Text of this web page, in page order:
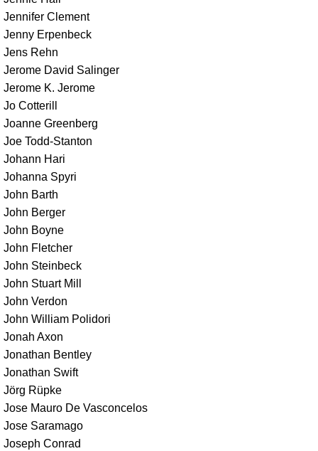
Jennifer Clement
Jenny Erpenbeck
Jens Rehn
Jerome David Salinger
Jerome K. Jerome
Jo Cotterill
Joanne Greenberg
Joe Todd-Stanton
Johann Hari
Johanna Spyri
John Barth
John Berger
John Boyne
John Fletcher
John Steinbeck
John Stuart Mill
John Verdon
John William Polidori
Jonah Axon
Jonathan Bentley
Jonathan Swift
Jörg Rüpke
Jose Mauro De Vasconcelos
Jose Saramago
Joseph Conrad